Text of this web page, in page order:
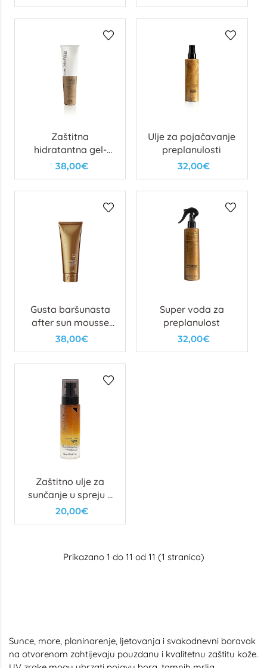
Zaštitna
hidratantna gel-
krema SPF 50
38,00€
Ulje za pojačavanje
preplanulosti
32,00€
Gusta baršunasta
after sun mousse
krema za blistavost
38,00€
Super voda za
preplanulost
32,00€
Zaštitno ulje za
sunčanje u spreju s
efektom sjaja
20,00€
Prikazano 1 do 11 od 11 (1 stranica)
Sunce, more, planinarenje, ljetovanja i svakodnevni boravak
na otvorenom zahtijevaju pouzdanu i kvalitetnu zaštitu kože.